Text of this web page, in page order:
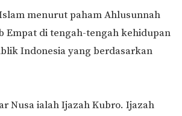
menurut paham Ahlusunnah
Empat di tengah-tengah kehidupan
Indonesia yang berdasarkan
Nusa ialah Ijazah Kubro. Ijazah